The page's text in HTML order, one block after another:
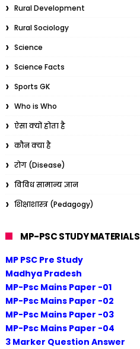
Rural Development
Rural Sociology
Science
Science Facts
Sports GK
Who is Who
ऐसा क्यों होता है
कौन क्या है
रोग (Disease)
विविध सामान्य ज्ञान
शिक्षाशास्त्र (Pedagogy)
MP-PSC STUDY MATERIALS
MP PSC Pre Study
Madhya Pradesh
MP-Psc Mains Paper -01
MP-Psc Mains Paper -02
MP-Psc Mains Paper -03
MP-Psc Mains Paper -04
3 Marker Question Answer